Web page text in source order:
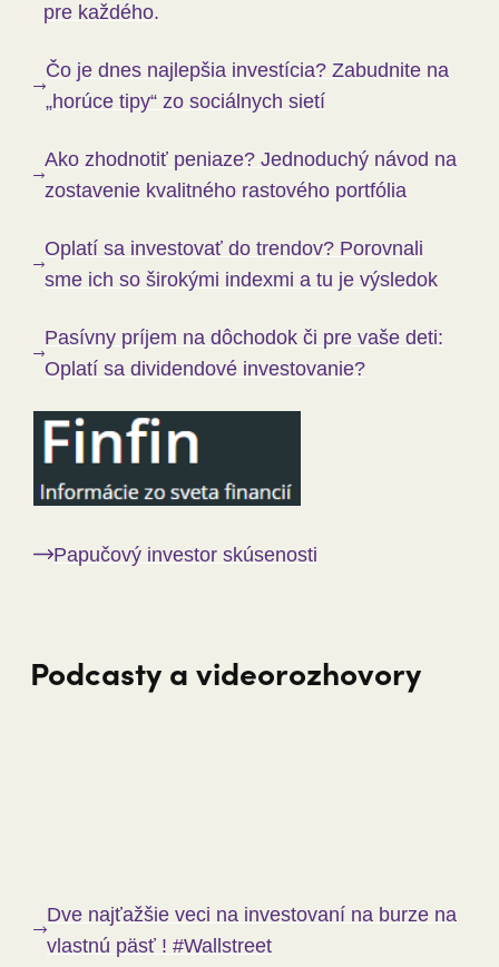
pre každého.
Čo je dnes najlepšia investícia? Zabudnite na
„horúce tipy“ zo sociálnych sietí
Ako zhodnotiť peniaze? Jednoduchý návod na
zostavenie kvalitného rastového portfólia
Oplatí sa investovať do trendov? Porovnali
sme ich so širokými indexmi a tu je výsledok
Pasívny príjem na dôchodok či pre vaše deti:
Oplatí sa dividendové investovanie?
Papučový investor skúsenosti
Podcasty a videorozhovory
Dve najťažšie veci na investovaní na burze na
vlastnú päsť ! #Wallstreet